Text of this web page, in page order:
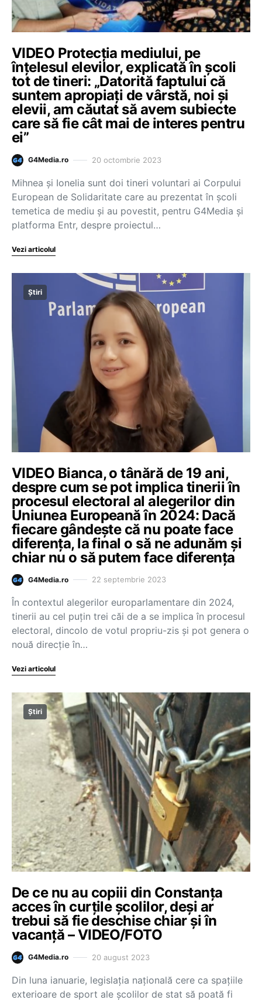
VIDEO Protecția mediului, pe
înțelesul elevilor, explicată în școli
tot de tineri: „Datorită faptului că
suntem apropiați de vârstă, noi și
elevii, am căutat să avem subiecte
care să fie cât mai de interes pentru
ei”
G4Media.ro 20 octombrie 2023
Mihnea și Ionelia sunt doi tineri voluntari ai Corpului
European de Solidaritate care au prezentat în școli
temetica de mediu și au povestit, pentru G4Media și
platforma Entr, despre proiectul…
Vezi articolul
Știri
VIDEO Bianca, o tânără de 19 ani,
despre cum se pot implica tinerii în
procesul electoral al alegerilor din
Uniunea Europeană în 2024: Dacă
fiecare gândește că nu poate face
diferența, la final o să ne adunăm și
chiar nu o să putem face diferența
G4Media.ro 22 septembrie 2023
În contextul alegerilor europarlamentare din 2024,
tinerii au cel puțin trei căi de a se implica în procesul
electoral, dincolo de votul propriu-zis și pot genera o
nouă direcție în…
Vezi articolul
Știri
De ce nu au copiii din Constanța
acces în curțile școlilor, deși ar
trebui să fie deschise chiar și în
vacanță – VIDEO/FOTO
G4Media.ro 20 august 2023
Din luna ianuarie, legislația națională cere ca spațiile
exterioare de sport ale școlilor de stat să poată fi